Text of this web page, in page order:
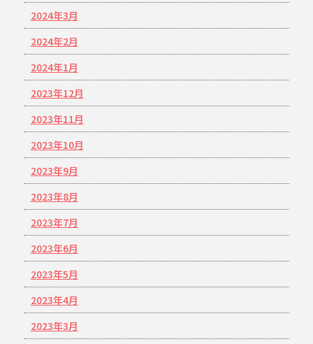
2024年3月
2024年2月
2024年1月
2023年12月
2023年11月
2023年10月
2023年9月
2023年8月
2023年7月
2023年6月
2023年5月
2023年4月
2023年3月